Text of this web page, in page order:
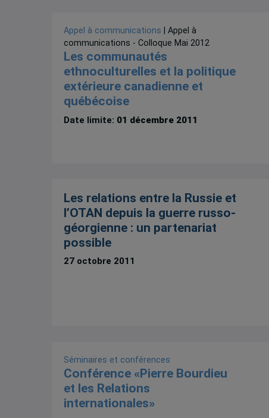
Appel à communications | Appel à
communications - Colloque Mai 2012
Les communautés
ethnoculturelles et la politique
extérieure canadienne et
québécoise
Date limite: 01 décembre 2011
Les relations entre la Russie et
l’OTAN depuis la guerre russo-
géorgienne : un partenariat
possible
27 octobre 2011
Séminaires et conférences
Conférence «Pierre Bourdieu
et les Relations
internationales»